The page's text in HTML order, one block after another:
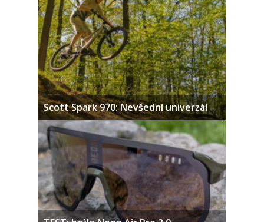
Scott Spark 970: Nevšední univerzál